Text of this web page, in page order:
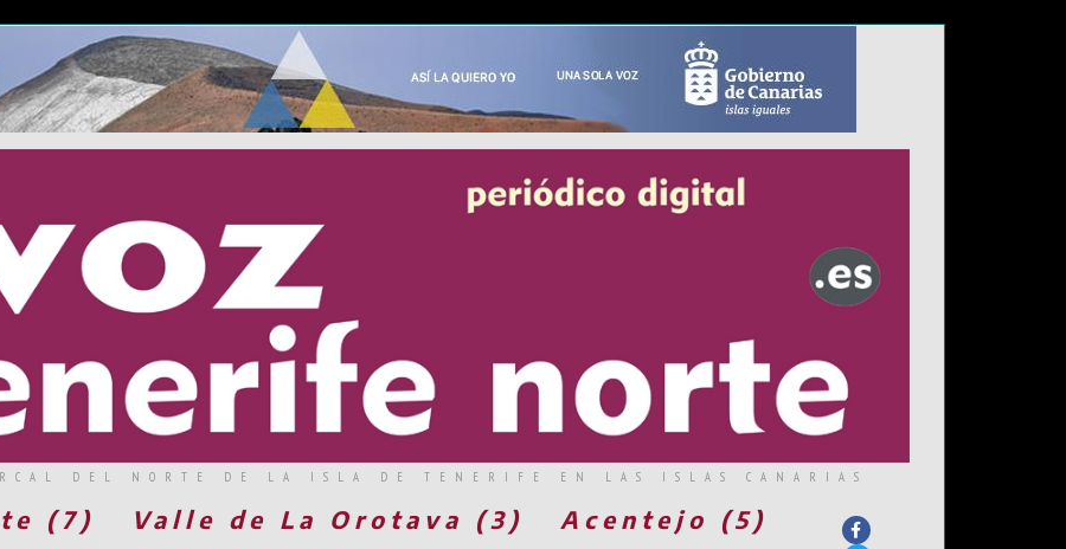
DEL NORTE DE LA ISLA DE TENERIFE EN LAS ISLAS CANARIAS
(7) Valle de La Orotava (3)
Acentejo (5)